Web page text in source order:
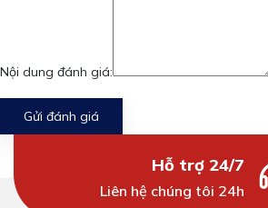
Nội dung đánh giá:
Gửi đánh giá
Hỗ trợ 24/7
Liên hệ chúng tôi 24h